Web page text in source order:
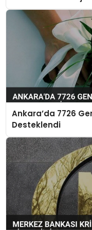
Ankara’da 7726
Desteklendi